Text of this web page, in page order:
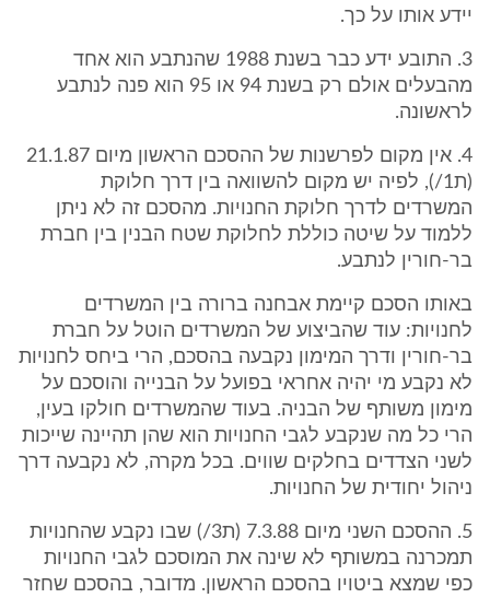
יידע אותו על כך.
3. התובע ידע כבר בשנת 1988 שהנתבע הוא אחד
מהבעלים אולם רק בשנת 94 או 95 הוא פנה לנתבע
לראשונה.
4. אין מקום לפרשנות של ההסכם הראשון מיום 21.1.87
(ת1/), לפיה יש מקום להשוואה בין דרך חלוקת
המשרדים לדרך חלוקת החנויות. מהסכם זה לא ניתן
ללמוד על שיטה כוללת לחלוקת שטח הבנין בין חברת
בר-חורין לנתבע.
באותו הסכם קיימת אבחנה ברורה בין המשרדים
לחנויות: עוד שהביצוע של המשרדים הוטל על חברת
בר-חורין ודרך המימון נקבעה בהסכם, הרי ביחס לחנויות
לא נקבע מי יהיה אחראי בפועל על הבנייה והוסכם על
מימון משותף של הבניה. בעוד שהמשרדים חולקו בעין,
הרי כל מה שנקבע לגבי החנויות הוא שהן תהיינה שייכות
לשני הצדדים בחלקים שווים. בכל מקרה, לא נקבעה דרך
ניהול יחודית של החנויות.
5. ההסכם השני מיום 7.3.88 (ת3/) שבו נקבע שהחנויות
תמכרנה במשותף לא שינה את המוסכם לגבי החנויות
כפי שמצא ביטויו בהסכם הראשון. מדובר, בהסכם שחזר